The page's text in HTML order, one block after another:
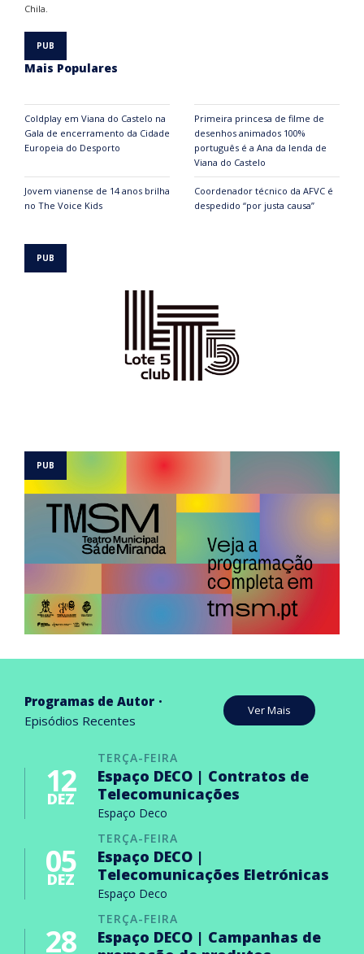
Chila.
Mais Populares
Coldplay em Viana do Castelo na
Gala de encerramento da Cidade
Europeia do Desporto
Primeira princesa de filme de
desenhos animados 100%
português é a Ana da lenda de
Viana do Castelo
Jovem vianense de 14 anos brilha
no The Voice Kids
Coordenador técnico da AFVC é
despedido “por justa causa”
Programas de Autor
Episódios Recentes
Ver Mais
TERÇA-FEIRA
12
DEZ
Espaço DECO | Contratos de
Telecomunicações
Espaço Deco
TERÇA-FEIRA
05
DEZ
Espaço DECO |
Telecomunicações Eletrónicas
Espaço Deco
TERÇA-FEIRA
28
Espaço DECO | Campanhas de